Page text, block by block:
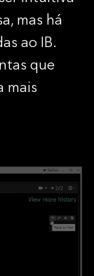
mas há
ao IB.
que
mais